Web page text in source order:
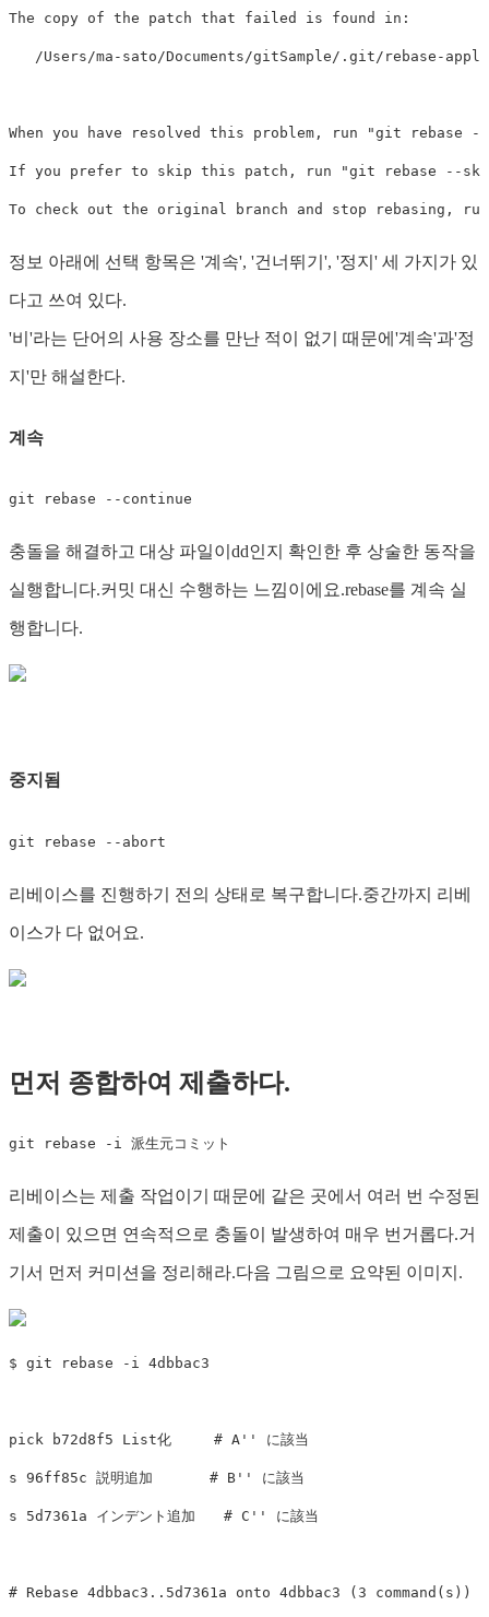
The copy of the patch that failed is found in:
/Users/ma-sato/Documents/gitSample/.git/rebase-
When you have resolved this problem, run "git rebase
If you prefer to skip this patch, run "git rebase --
정보 아래에 선택 항목은 '계속', '건너뛰기', '정지' 세 가지가 있
다고 쓰여 있다.
'비'라는 단어의 사용 장소를 만난 적이 없기 때문에'계속'과'정
지'만 해설한다.
계속
충돌을 해결하고 대상 파일이dd인지 확인한 후 상술한 동작을
실행합니다.커밋 대신 수행하는 느낌이에요.rebase를 계속 실
행합니다.
중지됨
리베이스를 진행하기 전의 상태로 복구합니다.중간까지 리베
이스가 다 없어요.
먼저 종합하여 제출하다.
리베이스는 제출 작업이기 때문에 같은 곳에서 여러 번 수정된
제출이 있으면 연속적으로 충돌이 발생하여 매우 번거롭다.거
기서 먼저 커미션을 정리해라.다음 그림으로 요약된 이미지.
$ git rebase -i 4dbbac3
pick b72d8f5 List化　　　# A'' に該当
s 96ff85c 説明追加　　　　# B'' に該当
s 5d7361a インデント追加　　# C'' に該当
# Rebase 4dbbac3..5d7361a onto 4dbbac3 (3 command(s))